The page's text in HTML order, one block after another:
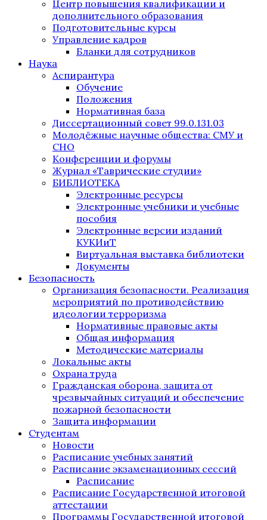
Центр повышения квалификации и
дополнительного образования
Подготовительные курсы
Управление кадров
Бланки для сотрудников
Наука
Аспирантура
Обучение
Положения
Нормативная база
Диссертационный совет 99.0.131.03
Молодёжные научные общества: СМУ и
СНО
Конференции и форумы
Журнал «Таврические студии»
БИБЛИОТЕКА
Электронные ресурсы
Электронные учебники и учебные
пособия
Электронные версии изданий
КУКИиТ
Виртуальная выставка библиотеки
Документы
Безопасность
Организация безопасности. Реализация
мероприятий по противодействию
идеологии терроризма
Нормативные правовые акты
Общая информация
Методические материалы
Локальные акты
Охрана труда
Гражданская оборона, защита от
чрезвычайных ситуаций и обеспечение
пожарной безопасности
Защита информации
Студентам
Новости
Расписание учебных занятий
Расписание экзаменационных сессий
Расписание
Расписание Государственной итоговой
аттестации
Программы Государственной итоговой